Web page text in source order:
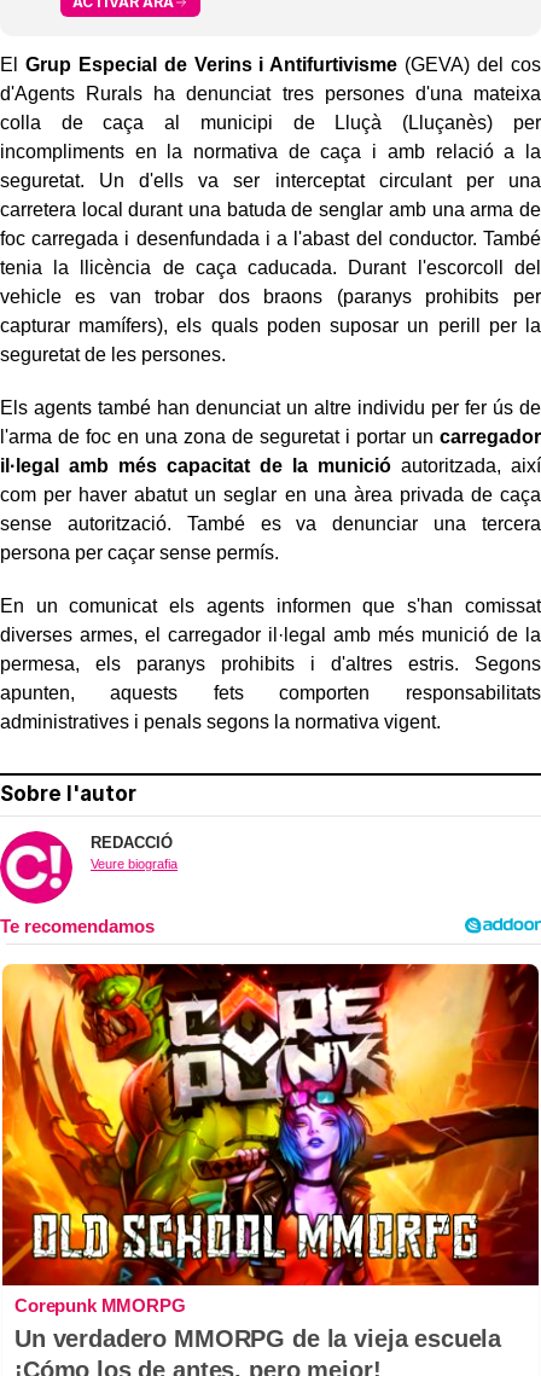
El Grup Especial de Verins i Antifurtivisme (GEVA) del cos
d'Agents Rurals ha denunciat tres persones d'una mateixa
colla de caça al municipi de Lluçà (Lluçanès) per
incompliments en la normativa de caça i amb relació a la
seguretat. Un d'ells va ser interceptat circulant per una
carretera local durant una batuda de senglar amb una arma de
foc carregada i desenfundada i a l'abast del conductor. També
tenia la llicència de caça caducada. Durant l'escorcoll del
vehicle es van trobar dos braons (paranys prohibits per
capturar mamífers), els quals poden suposar un perill per la
seguretat de les persones.
Els agents també han denunciat un altre individu per fer ús de
l'arma de foc en una zona de seguretat i portar un carregador
il·legal amb més capacitat de la municióautoritzada, així
com per haver abatut un seglar en una àrea privada de caça
sense autorització. També es va denunciar una tercera
persona per caçar sense permís.
En un comunicat els agents informen que s'han comissat
diverses armes, el carregador il·legal amb més munició de la
permesa, els paranys prohibits i d'altres estris. Segons
apunten, aquests fets comporten responsabilitats
administratives i penals segons la normativa vigent.
Sobre l'autor
REDACCIÓ
Veure biografia
Corepunk MMORPG
Un verdadero MMORPG de la vieja escuela
¡Cómo los de antes, pero mejor!